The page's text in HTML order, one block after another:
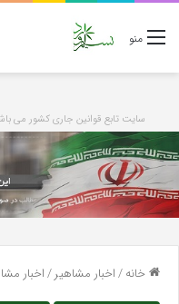
منو
سایت تابع قوانین جاری کشور
خانه/اخبار مشاهیر/اخبار